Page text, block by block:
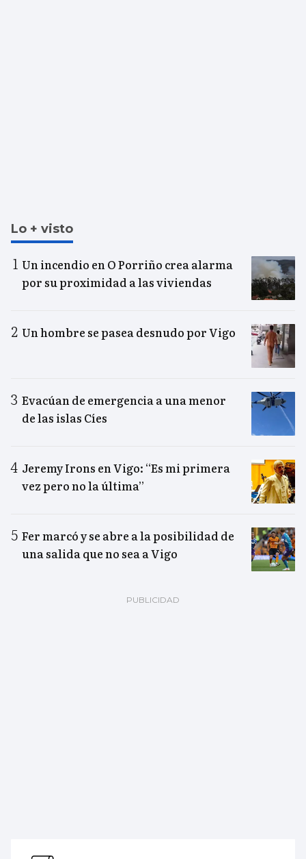
Lo + visto
Un incendio en O Porriño crea alarma
por su proximidad a las viviendas
Un hombre se pasea desnudo por Vigo
Evacúan de emergencia a una menor
de las islas Cíes
Jeremy Irons en Vigo: “Es mi primera
vez pero no la última”
Fer marcó y se abre a la posibilidad de
una salida que no sea a Vigo